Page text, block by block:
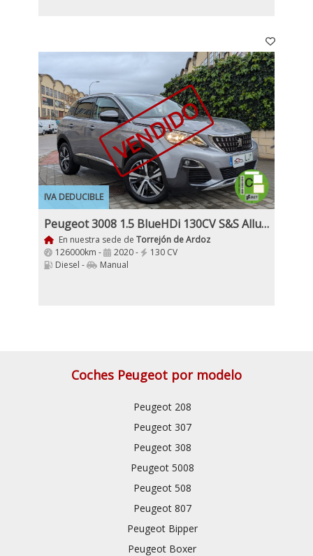
IVA DEDUCIBLE
VENDIDO
Peugeot 3008 1.5 BlueHDi 130CV S&S Allure
En nuestra sede de Torrejón de Ardoz
126000km -
2020 -
130 CV
Diesel -
Manual
Coches Peugeot por modelo
Peugeot 208
Peugeot 307
Peugeot 308
Peugeot 5008
Peugeot 508
Peugeot 807
Peugeot Bipper
Peugeot Boxer